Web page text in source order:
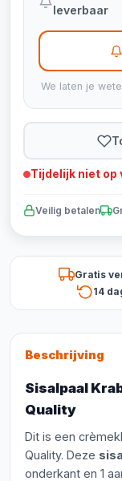
leverbaar
We laten je
Tijdelijk niet op
Veilig betalen
Gratis
14
Beschrijving
Sisalpaal
Quality
Dit is een
Quality. Deze
onderkant en 1